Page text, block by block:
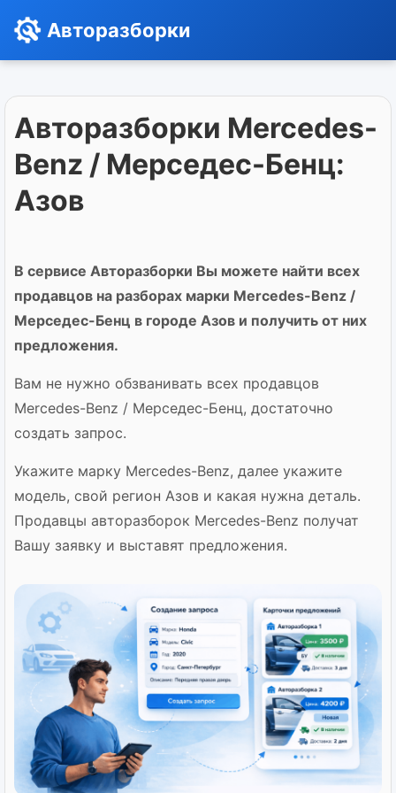
Авторазборки
Авторазборки Mercedes-
Benz / Мерседес-Бенц:
Азов
В сервисе Авторазборки Вы можете найти всех
продавцов на разборах марки Mercedes-Benz /
Мерседес-Бенц в городе Азов и получить от них
предложения.
Вам не нужно обзванивать всех продавцов
Mercedes-Benz / Мерседес-Бенц, достаточно
создать запрос.
Укажите марку Mercedes-Benz, далее укажите
модель, свой регион Азов и какая нужна деталь.
Продавцы авторазборок Mercedes-Benz получат
Вашу заявку и выставят предложения.